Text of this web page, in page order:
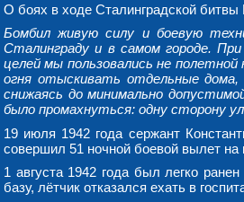
О боях в ходе Сталинградской битвы
Бомбил живую силу и боевую
Сталинграду и в самом городе.
целей мы пользовались не
огня отыскивать отдельные
снижаясь до минимально
было промахнуться: одну сторону
19 июля 1942 года сержант
совершил 51 ночной боевой вылет на
1 августа 1942 года был легко
базу, лётчик отказался ехать в